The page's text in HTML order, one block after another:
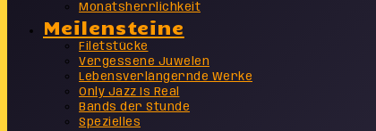
Monatsherrlichkeit
Meilensteine
Filetstücke
Vergessene Juwelen
Lebensverlängernde Werke
Only Jazz Is Real
Bands der Stunde
Spezielles